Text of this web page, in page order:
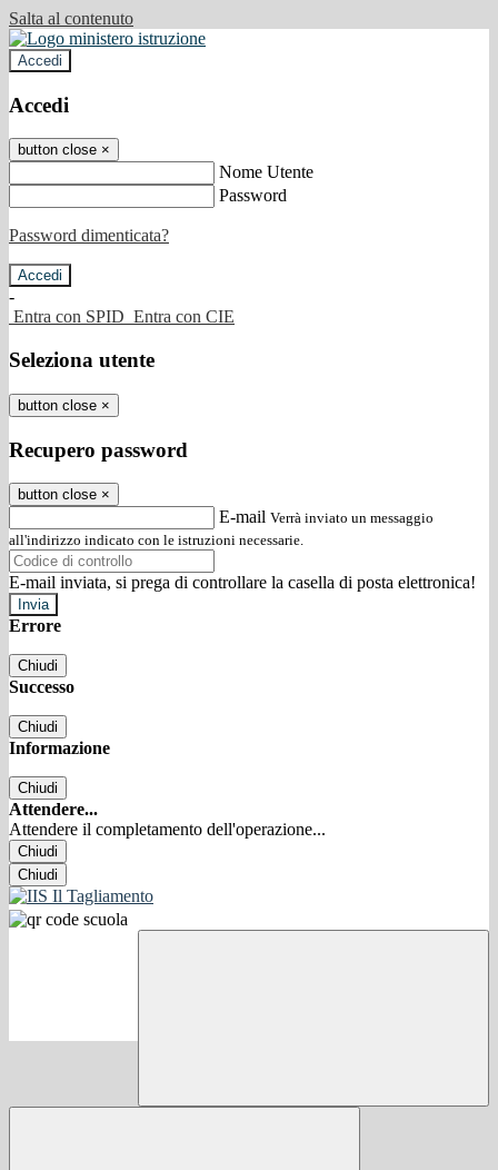
Salta al contenuto
Accedi
Accedi
button close ×
Nome Utente
Password
Password dimenticata?
-
Entra con SPID Entra con CIE
Seleziona utente
button close ×
Recupero password
button close ×
E-mail Verrà inviato un messaggio
all'indirizzo indicato con le istruzioni necessarie.
E-mail inviata, si prega di controllare la casella di posta elettronica!
Errore
Chiudi
Successo
Chiudi
Informazione
Chiudi
Attendere...
Attendere il completamento dell'operazione...
Chiudi
Chiudi